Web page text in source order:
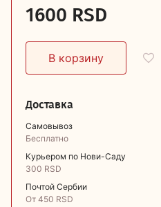
1600 RSD
Доставка
Самовывоз
Бесплатно
Курьером по Нови-Саду
300 RSD
Почтой Сербии
От 450 RSD